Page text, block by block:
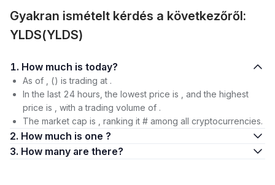
Gyakran ismételt kérdés a következőről:
YLDS(YLDS)
1. How much is today?
As of , () is trading at .
In the last 24 hours, the lowest price is , and the highest
price is , with a trading volume of .
The market cap is , ranking it # among all cryptocurrencies.
2. How much is one ?
3. How many are there?